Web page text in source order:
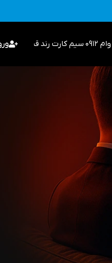
وام 0912 سیم کارت رند قیمت گذاری